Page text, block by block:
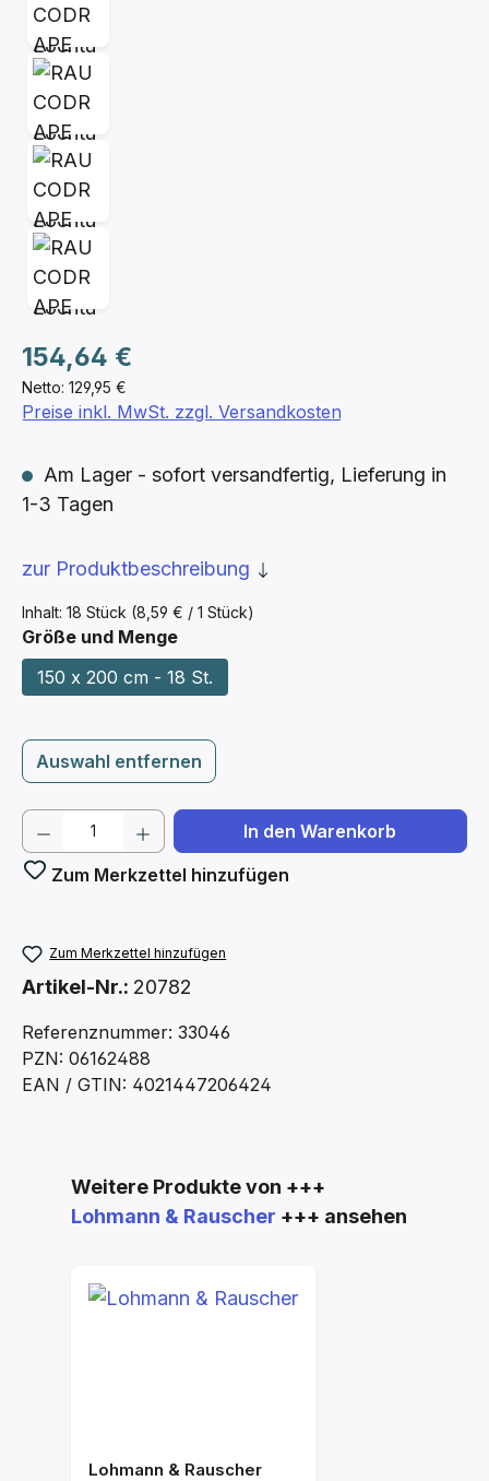
Netto: 129,95 €
Regulärer Preis:
154,64 €
Inhalt: 18 Stück (8,59 € / 1 Stück)
Preise inkl. MwSt. zzgl. Versandkosten
Am Lager - sofort versandfertig, Lieferung in
1-3 Tagen
zur Produktbeschreibung
Größe und Mengeauswählen
150 x 200 cm - 18 St.
Auswahl entfernen
Produkt Anzahl: Gib den gewünschten
In den Warenkorb
Zum Merkzettel hinzufügen
Zum Merkzettel hinzufügen
Artikel-Nr.: 20782
Referenznummer: 33046
PZN: 06162488
EAN / GTIN: 4021447206424
Produktgalerie überspringen
Weitere Produkte von +++
Lohmann & Rauscher +++ ansehen
Lohmann & Rauscher